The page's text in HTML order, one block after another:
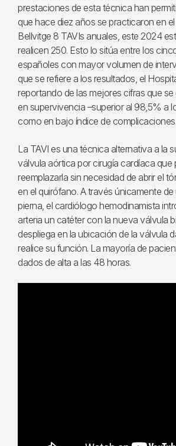
prestaciones de esta técnica han
que hace diez años se practicaron en
Bellvitge 8 TAVIs anuales, este 2024
realicen 250. Esto lo sitúa entre los
españoles con mayor volumen de
que se refiere a los resultados, el
reportando de las mejores cifras que
en supervivencia –superior al 98,5% a
como en bajo índice de complicaciones.
La TAVI es una técnica alternativa a la
válvula aórtica por cirugía cardíaca que
reemplazarla sin necesidad de abrir el
en el quirófano. A través únicamente
pierna, el cardiólogo hemodinamista
arteria un catéter con la nueva válvula
despliega en la ubicación de la válvula
realice su función. La mayoría de
dados de alta a las 48 horas.